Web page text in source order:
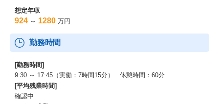
想定年収
924 ～ 1280 万円
勤務時間
[勤務時間]
9:30 ～ 17:45（実働：7時間15分） 休憩時間：60分
[平均残業時間]
確認中